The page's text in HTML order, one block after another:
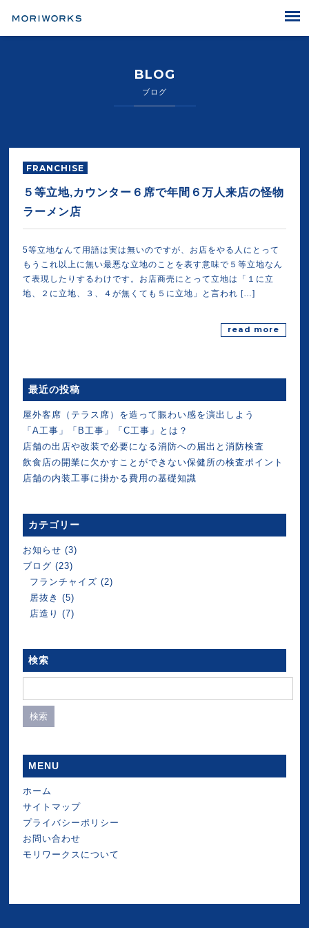
MORIWORKS
BLOG
ブログ
FRANCHISE
５等立地,カウンター６席で年間６万人来店の怪物
ラーメン店
5等立地なんて用語は実は無いのですが、お店をやる人にとって
もうこれ以上に無い最悪な立地のことを表す意味で５等立地なん
て表現したりするわけです。お店商売にとって立地は「１に立
地、２に立地、３、４が無くても５に立地」と言われ […]
read more
最近の投稿
屋外客席（テラス席）を造って賑わい感を演出しよう
「A工事」「B工事」「C工事」とは？
店舗の出店や改装で必要になる消防への届出と消防検査
飲食店の開業に欠かすことができない保健所の検査ポイント
店舗の内装工事に掛かる費用の基礎知識
カテゴリー
お知らせ (3)
ブログ (23)
フランチャイズ (2)
居抜き (5)
店造り (7)
検索
索:
MENU
ホーム
サイトマップ
プライバシーポリシー
お問い合わせ
モリワークスについて